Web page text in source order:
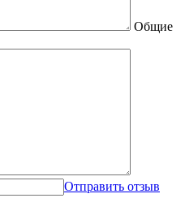
Общие
Отправить отзыв